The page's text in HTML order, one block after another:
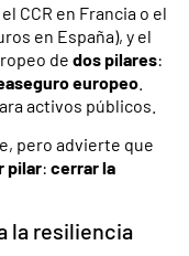
CCR en Francia o el
en España), y el
de dos pilares:
europeo
activos públicos.
pero advierte que
pilar: cerrar la
la resiliencia